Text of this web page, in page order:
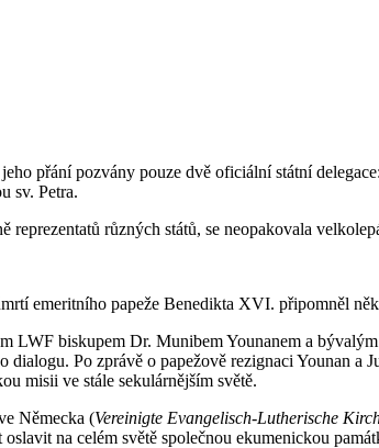
přání pozvány pouze dvě oficiální státní
sv. Petra.
různých států, se neopakovala
emeritního papeže Benedikta XVI. připomněl
LWF biskupem Dr. Munibem Younanem a
Po zprávě o papežově rezignaci Younan
misii ve stále sekulárnějším světě.
Německa (Vereinigte Evangelisch-Lutherische
na celém světě společnou ekumenickou